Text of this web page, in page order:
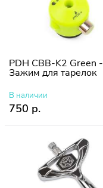
PDH CBB-K2 Green -
Зажим для тарелок
В наличии
750 р.